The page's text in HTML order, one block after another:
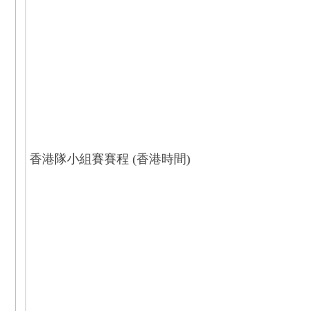
香港隊小組賽賽程 (香港時間)